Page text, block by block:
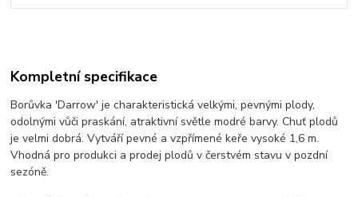
Kompletní specifikace
Borůvka 'Darrow' je charakteristická velkými, pevnými plody,
odolnými vůči praskání, atraktivní světle modré barvy. Chuť plodů
je velmi dobrá. Vytváří pevné a vzpřímené keře vysoké 1,6 m.
Vhodná pro produkci a prodej plodů v čerstvém stavu v pozdní
sezóně.